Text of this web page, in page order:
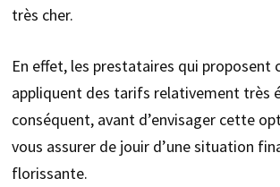
très cher.
En effet, les prestataires qui proposent
appliquent des tarifs relativement très
conséquent, avant d’envisager cette
vous assurer de jouir d’une situation
florissante.